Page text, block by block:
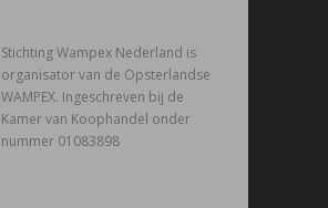
Stichting Wampex Nederland is
organisator van de Opsterlandse
WAMPEX. Ingeschreven bij de
Kamer van Koophandel onder
nummer 01083898